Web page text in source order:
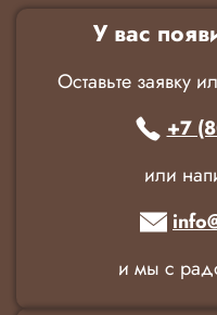
У вас
Оставьте заявку
+7
или
и мы с